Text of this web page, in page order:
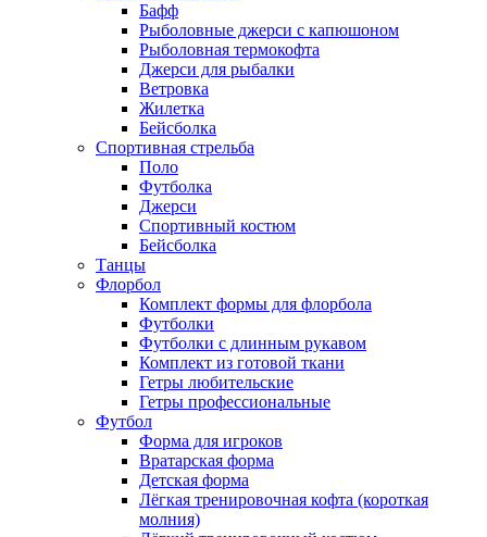
Бафф
Рыболовные джерси с капюшоном
Рыболовная термокофта
Джерси для рыбалки
Ветровка
Жилетка
Бейсболка
Спортивная стрельба
Поло
Футболка
Джерси
Спортивный костюм
Бейсболка
Танцы
Флорбол
Комплект формы для флорбола
Футболки
Футболки с длинным рукавом
Комплект из готовой ткани
Гетры любительские
Гетры профессиональные
Футбол
Форма для игроков
Вратарская форма
Детская форма
Лёгкая тренировочная кофта (короткая
молния)